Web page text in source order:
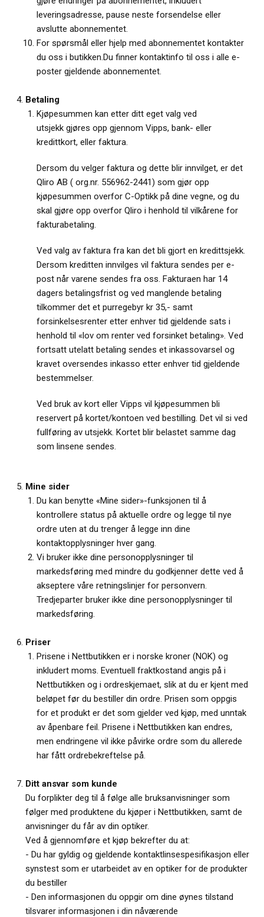
leveringsadresse, pause neste forsendelse eller
avslutte abonnementet.
For spørsmål eller hjelp med abonnementet kontakter
du oss i butikken.Du finner kontaktinfo til oss i alle e-
poster gjeldende abonnementet.
Betaling
Kjøpesummen kan etter ditt eget valg ved
utsjekk gjøres opp gjennom Vipps, bank- eller
kredittkort, eller faktura.
Dersom du velger faktura og dette blir innvilget, er det
Qliro AB ( org.nr. 556962-2441) som gjør opp
kjøpesummen overfor C-Optikk på dine vegne, og du
skal gjøre opp overfor Qliro i henhold til vilkårene for
fakturabetaling.
Ved valg av faktura fra kan det bli gjort en kredittsjekk.
Dersom kreditten innvilges vil faktura sendes per e-
post når varene sendes fra oss. Fakturaen har 14
dagers betalingsfrist og ved manglende betaling
tilkommer det et purregebyr kr 35,- samt
forsinkelsesrenter etter enhver tid gjeldende sats i
henhold til «lov om renter ved forsinket betaling». Ved
fortsatt utelatt betaling sendes et inkassovarsel og
kravet oversendes inkasso etter enhver tid gjeldende
bestemmelser.
Ved bruk av kort eller Vipps vil kjøpesummen bli
reservert på kortet/kontoen ved bestilling. Det vil si ved
fullføring av utsjekk. Kortet blir belastet samme dag
som linsene sendes.
Mine sider
Du kan benytte «Mine sider»-funksjonen til å
kontrollere status på aktuelle ordre og legge til nye
ordre uten at du trenger å legge inn dine
kontaktopplysninger hver gang.
Vi bruker ikke dine personopplysninger til
markedsføring med mindre du godkjenner dette ved å
akseptere våre retningslinjer for personvern.
Tredjeparter bruker ikke dine personopplysninger til
markedsføring.
Priser
Prisene i Nettbutikken er i norske kroner (NOK) og
inkludert moms. Eventuell fraktkostand angis på i
Nettbutikken og i ordreskjemaet, slik at du er kjent med
beløpet før du bestiller din ordre. Prisen som oppgis
for et produkt er det som gjelder ved kjøp, med unntak
av åpenbare feil. Prisene i Nettbutikken kan endres,
men endringene vil ikke påvirke ordre som du allerede
har fått ordrebekreftelse på.
Ditt ansvar som kunde
Du forplikter deg til å følge alle bruksanvisninger som
følger med produktene du kjøper i Nettbutikken, samt de
anvisninger du får av din optiker.
Ved å gjennomføre et kjøp bekrefter du at:
- Du har gyldig og gjeldende kontaktlinsespesifikasjon eller
synstest som er utarbeidet av en optiker for de produkter
du bestiller
- Den informasjonen du oppgir om dine øynes tilstand
tilsvarer informasjonen i din nåværende